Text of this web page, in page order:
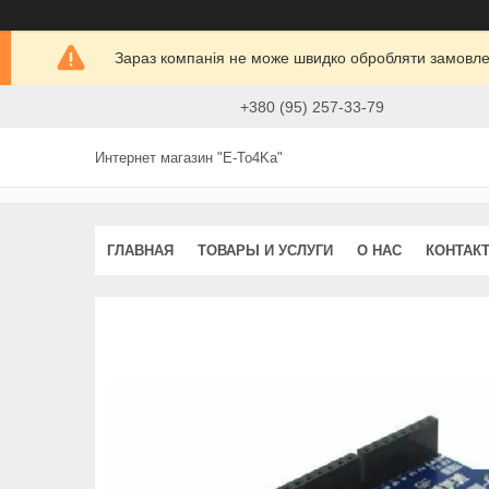
Зараз компанія не може швидко обробляти
+380 (95) 257-33-79
Интернет магазин "E-To4Ka"
ГЛАВНАЯ ТОВАРЫ И УСЛУГИ О НАС